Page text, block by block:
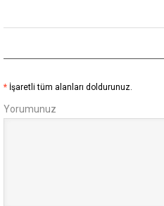
* İşaretli tüm alanları doldurunuz.
Yorumunuz